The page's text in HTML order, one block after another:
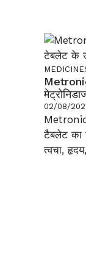
02/08/
टैबलेट का
त्वचा,